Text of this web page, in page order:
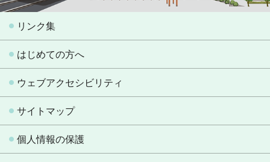
リンク集
はじめての方へ
ウェブアクセシビリティ
サイトマップ
個人情報の保護